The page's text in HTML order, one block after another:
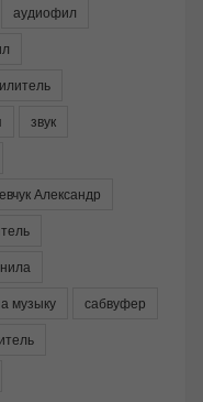
аудиофил
звук
Александр
музыку
сабвуфер